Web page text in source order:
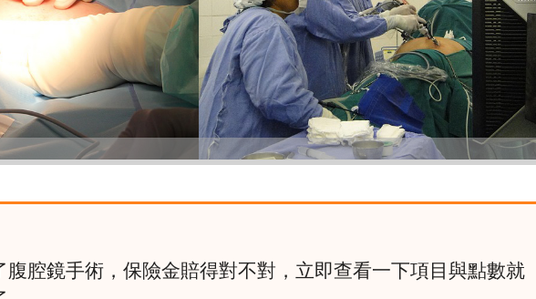
腹腔鏡手術，保險金賠得對不對，立即查看一下項目與點數就